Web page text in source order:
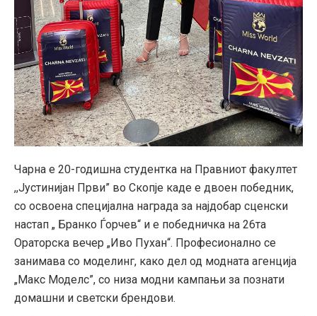
Чарна е 20-годишна студентка на Правниот факултет
,,Јустинијан Први” во Скопје каде е двоен победник,
со освоена специјална награда за најдобар сценски
настап „ Бранко Ѓорчев“ и е победничка на 26та
Ораторска вечер „Иво Пухан“. Професионално се
занимава со моделинг, како дел од модната агенција
„Макс Моделс”, со низа модни кампањи за познати
домашни и светски брендови.